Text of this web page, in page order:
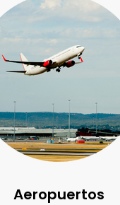
Aeropuertos